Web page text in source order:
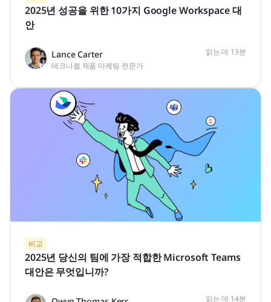
2025년 성공을 위한 10가지 Google Workspace 대
안
Lance Carter
테크니컬 제품 마케팅 전문가
읽는 데 13분
비교
2025년 당신의 팀에 가장 적합한 Microsoft Teams
대안은 무엇입니까?
읽는 데 14분